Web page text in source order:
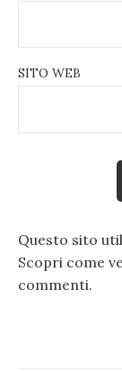
SITO WEB
Questo sito
Scopri come
commenti.